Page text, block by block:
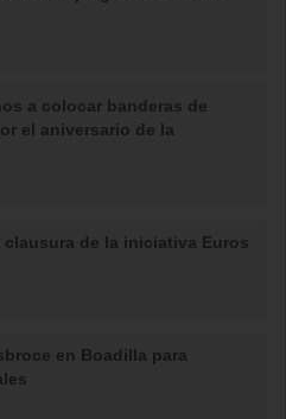
a colocar banderas de
el aniversario de la
de la iniciativa Euros
en Boadilla para